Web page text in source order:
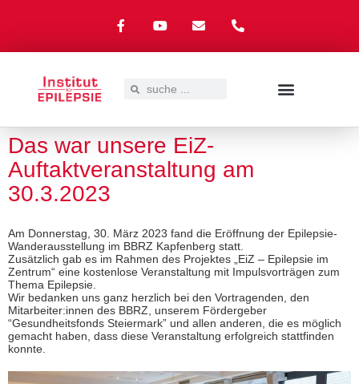
Das war unsere EiZ-
Auftaktveranstaltung am
30.3.2023
Am Donnerstag, 30. März 2023 fand die Eröffnung der Epilepsie-
Wanderausstellung im BBRZ Kapfenberg statt.
Zusätzlich gab es im Rahmen des Projektes „EiZ – Epilepsie im
Zentrum“ eine kostenlose Veranstaltung mit Impulsvorträgen zum
Thema Epilepsie.
Wir bedanken uns ganz herzlich bei den Vortragenden, den
Mitarbeiter:innen des BBRZ, unserem Fördergeber
“Gesundheitsfonds Steiermark” und allen anderen, die es möglich
gemacht haben, dass diese Veranstaltung erfolgreich stattfinden
konnte.